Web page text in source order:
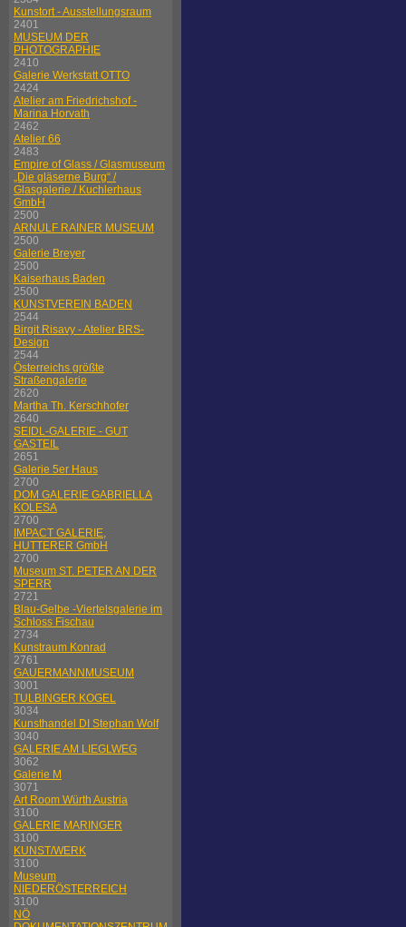
Kunstort - Ausstellungsraum
2401
MUSEUM DER
PHOTOGRAPHIE
2410
Galerie Werkstatt OTTO
2424
Atelier am Friedrichshof -
Marina Horvath
2462
Atelier 66
2483
Empire of Glass / Glasmuseum
„Die gläserne Burg“ /
Glasgalerie / Kuchlerhaus
GmbH
2500
ARNULF RAINER MUSEUM
2500
Galerie Breyer
2500
Kaiserhaus Baden
2500
KUNSTVEREIN BADEN
2544
Birgit Risavy - Atelier BRS-
Design
2544
Österreichs größte
Straßengalerie
2620
Martha Th. Kerschhofer
2640
SEIDL-GALERIE - GUT
GASTEIL
2651
Galerie 5er Haus
2700
DOM GALERIE GABRIELLA
KOLESA
2700
IMPACT GALERIE,
HUTTERER GmbH
2700
Museum ST. PETER AN DER
SPERR
2721
Blau-Gelbe -Viertelsgalerie im
Schloss Fischau
2734
Kunstraum Konrad
2761
GAUERMANNMUSEUM
3001
TULBINGER KOGEL
3034
Kunsthandel DI Stephan Wolf
3040
GALERIE AM LIEGLWEG
3062
Galerie M
3071
Art Room Würth Austria
3100
GALERIE MARINGER
3100
KUNST/WERK
3100
Museum
NIEDERÖSTERREICH
3100
NÖ